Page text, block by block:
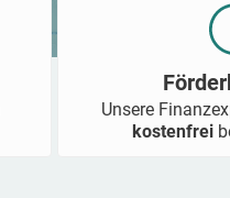
Unsere
kostenfrei